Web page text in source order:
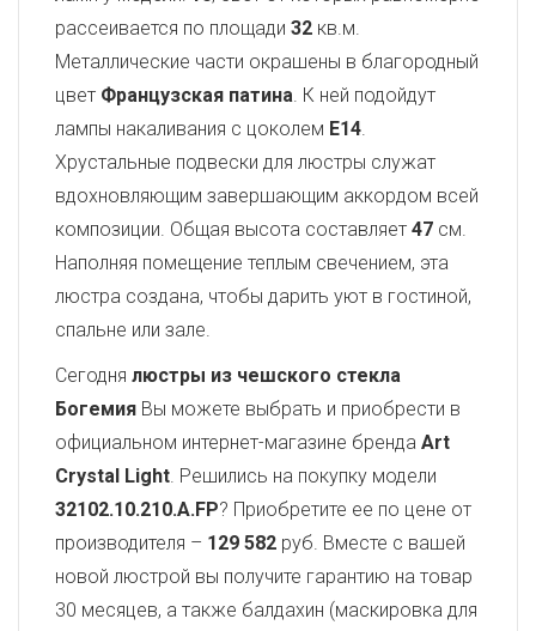
рассеивается по площади 32 кв.м.
Металлические части окрашены в благородный
цвет Французская патина. К ней подойдут
лампы накаливания с цоколем E14.
Хрустальные подвески для люстры служат
вдохновляющим завершающим аккордом всей
композиции. Общая высота составляет 47 см.
Наполняя помещение теплым свечением, эта
люстра создана, чтобы дарить уют в гостиной,
спальне или зале.
Сегодня люстры из чешского стекла
Богемия Вы можете выбрать и приобрести в
официальном интернет-магазине бренда Art
Crystal Light. Решились на покупку модели
32102.10.210.A.FP? Приобретите ее по цене от
производителя – 129 582 руб. Вместе с вашей
новой люстрой вы получите гарантию на товар
30 месяцев, а также балдахин (маскировка для